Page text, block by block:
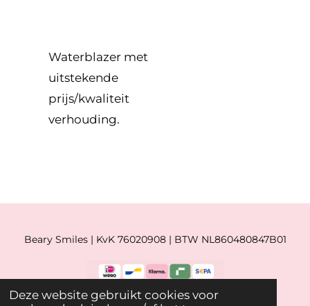
Deze website gebruikt cookies voor
Waterblazer met
uitstekende
prijs/kwaliteit
verhouding.
Beary Smiles | KvK 76020908 | BTW NL860480847B01
© 2019 - 2026 Beary Smiles